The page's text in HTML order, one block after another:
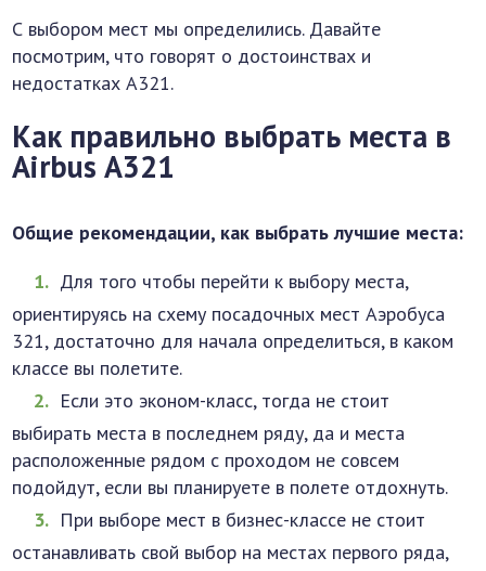
С выбором мест мы определились. Давайте
посмотрим, что говорят о достоинствах и
недостатках А321.
Как правильно выбрать места в
Airbus А321
Общие рекомендации, как выбрать лучшие места:
Для того чтобы перейти к выбору места,
ориентируясь на схему посадочных мест Аэробуса
321, достаточно для начала определиться, в каком
классе вы полетите.
Если это эконом-класс, тогда не стоит
выбирать места в последнем ряду, да и места
расположенные рядом с проходом не совсем
подойдут, если вы планируете в полете отдохнуть.
При выборе мест в бизнес-классе не стоит
останавливать свой выбор на местах первого ряда,